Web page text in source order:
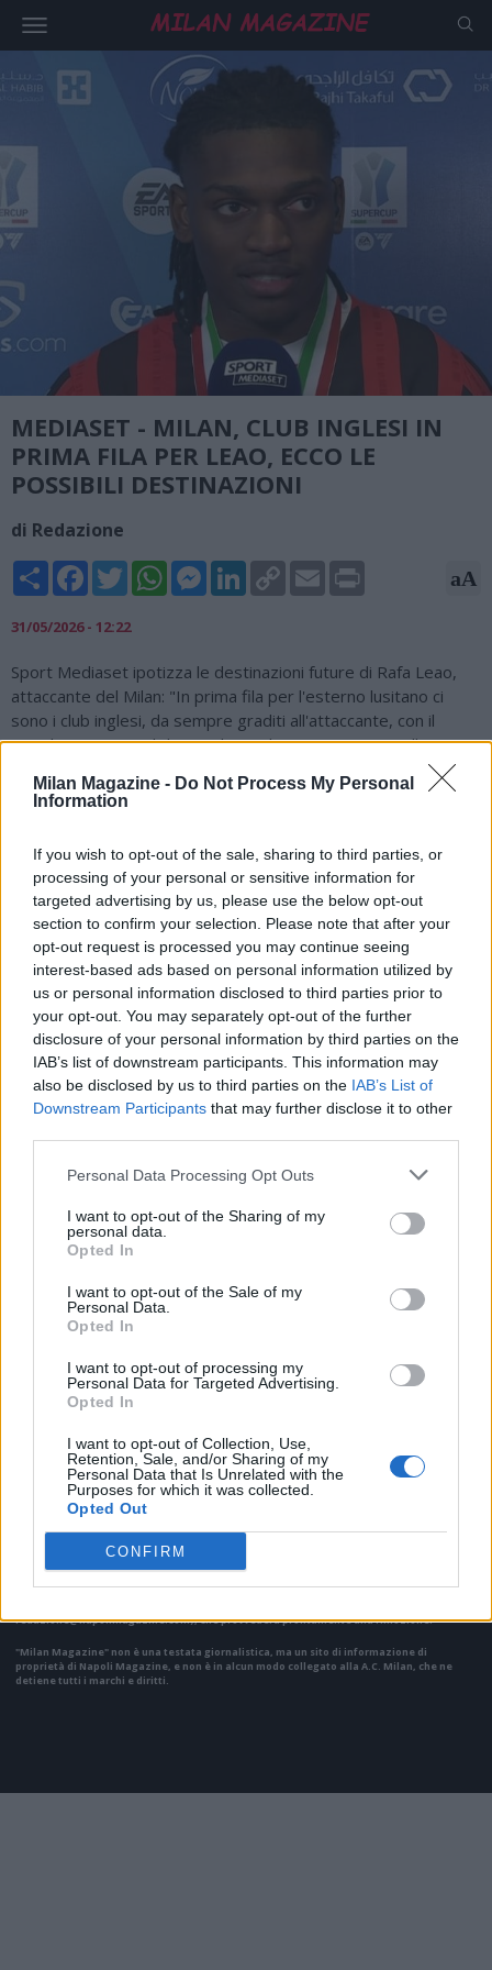
Milan Magazine - Do Not Process My Personal
Information
If you wish to opt-out of the sale, sharing to third parties, or
processing of your personal or sensitive information for
targeted advertising by us, please use the below opt-out
section to confirm your selection. Please note that after your
opt-out request is processed you may continue seeing
interest-based ads based on personal information utilized by
us or personal information disclosed to third parties prior to
your opt-out. You may separately opt-out of the further
disclosure of your personal information by third parties on the
IAB’s list of downstream participants. This information may
also be disclosed by us to third parties on the IAB’s List of
Downstream Participants that may further disclose it to other
Personal Data Processing Opt Outs
I want to opt-out of the Sharing of my
personal data.
Opted In
I want to opt-out of the Sale of my
Personal Data.
Opted In
I want to opt-out of processing my
Personal Data for Targeted Advertising.
Opted In
I want to opt-out of Collection, Use,
Retention, Sale, and/or Sharing of my
Personal Data that Is Unrelated with the
Purposes for which it was collected.
Opted Out
CONFIRM
MEDIASET - MILAN, CLUB INGLESI IN
PRIMA FILA PER LEAO, ECCO LE
POSSIBILI DESTINAZIONI
di Redazione
Share FacebookTwitterWhatsAppMessengerLinkedInCopy
Link
Email aA
31/05/2026 - 12:22
Sport Mediaset ipotizza le destinazioni future di Rafa Leao,
attaccante del Milan: "In prima fila per l'esterno lusitano ci
sono i club inglesi, da sempre graditi all'attaccante, con il
Manchester United di Carrick in pole position grazie alla
qualificazione in Champions League e al fascino storico legato
all'idolo Cristiano Ronaldo, seguito a ruota dall'Arsenal e dal
sfondo rimangono il Tottenham di De Zerbi, il Liverpool e il
Newcastle. Sono da escludere Barcellona - che ha appena
preso Gordon -, Psg e Bayern Monaco. Se Leao decidesse di
lasciare i top 5 club europei potrebbe esserci un derby turco
tra Galatasaray e Fenerbahce, oppure i ricchi contratti della
Saudi Pro League, dove l'Al Hilal di Simone Inzaghi e dell'ex
compagno Theo Hernandez è pronto a ricoprire d'oro il
numero 10 rossonero. Infine, resta la Mls americana".
Il materiale (testo, foto e video) consultabile in questo portale è di nostra proprietà.
Alcune foto (screenshot) ed articoli presenti su "Milan Magazine" sono in parte giunti da
pubblico dominio. Se i soggetti o gli autori avessero qualcosa in contrario alla
redazione@napolimagazine.com), che provvederà prontamente alla rimozione.
"Milan Magazine" non è una testata giornalistica, ma un sito di informazione di
proprietà di Napoli Magazine, e non è in alcun modo collegato alla A.C. Milan, che ne
detiene tutti i marchi e diritti.